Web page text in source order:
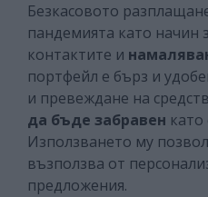
Безкасовото
пандемията като начин
контактите и
портфейл е бърз и
и превеждане на
да бъде забравен като
Използването му
възползва от
предложения.